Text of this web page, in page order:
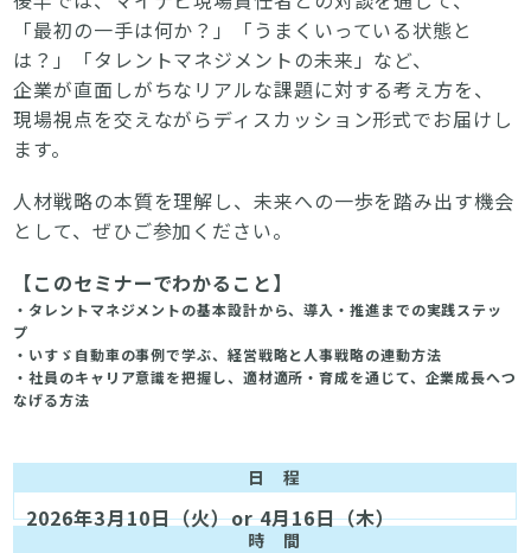
「最初の一手は何か？」「うまくいっている状態と
は？」「タレントマネジメントの未来」など、
企業が直面しがちなリアルな課題に対する考え方を、
現場視点を交えながらディスカッション形式でお届けし
ます。
人材戦略の本質を理解し、未来への一歩を踏み出す機会
として、ぜひご参加ください。
【このセミナーでわかること】
・タレントマネジメントの基本設計から、導入・推進までの実践ステッ
プ
・いすゞ自動車の事例で学ぶ、経営戦略と人事戦略の連動方法
・社員のキャリア意識を把握し、適材適所・育成を通じて、企業成長へつ
なげる方法
日 程
2026年3月10日（火）or 4月16日（木）
時 間